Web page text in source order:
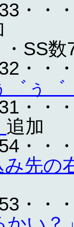
・・
SS数
・・
゛ぅ゛
・・
追加
・・
先の
・・